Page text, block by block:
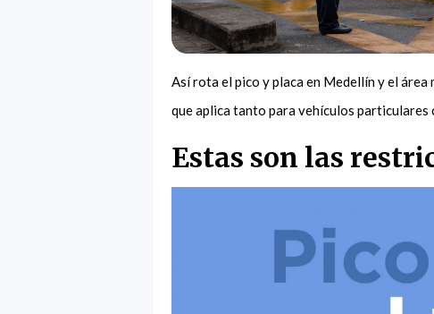
Así rota el pico y placa en Medellín y el
que aplica tanto para vehículos particulares
Estas son las